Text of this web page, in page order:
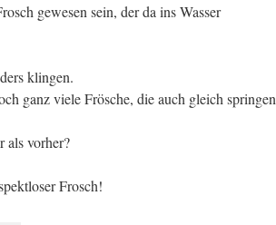
gewesen sein, der da ins Wasser
klingen.
ganz viele Frösche, die auch gleich springen
als vorher?
Frosch!